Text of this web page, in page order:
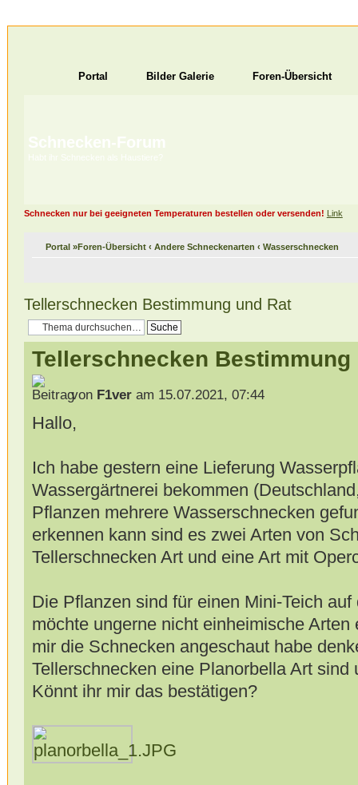
Portal Bilder Galerie Foren-Übersicht
Schnecken-Forum
Habt ihr Schnecken als Haustiere?
Schnecken nur bei geeigneten Temperaturen bestellen oder versenden! Link
Portal»Foren-Übersicht ‹ Andere Schneckenarten ‹ Wasserschnecken
Tellerschnecken Bestimmung und Rat
Tellerschnecken Bestimmung
von F1veram 15.07.2021, 07:44
Hallo,
Ich habe gestern eine Lieferung
Wassergärtnerei bekommen
Pflanzen mehrere Wasserschnecken
erkennen kann sind es zwei Arten von
Tellerschnecken Art und eine Art mit
Die Pflanzen sind für einen Mini-Teich
möchte ungerne nicht einheimische
mir die Schnecken angeschaut habe
Tellerschnecken eine Planorbella Art
Könnt ihr mir das bestätigen?